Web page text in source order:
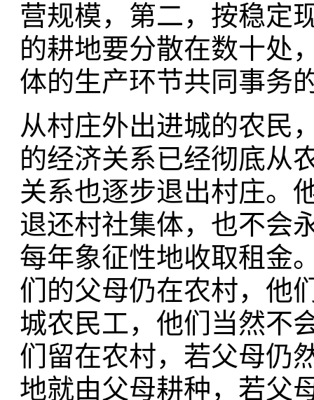
营规模，第二，按稳定
的耕地要分散在数十处
体的生产环节共同事务
从村庄外出进城的农民
的经济关系已经彻底从
关系也逐步退出村庄。
退还村社集体，也不会
每年象征性地收取租金
们的父母仍在农村，他
城农民工，他们当然不
们留在农村，若父母仍
地就由父母耕种，若父